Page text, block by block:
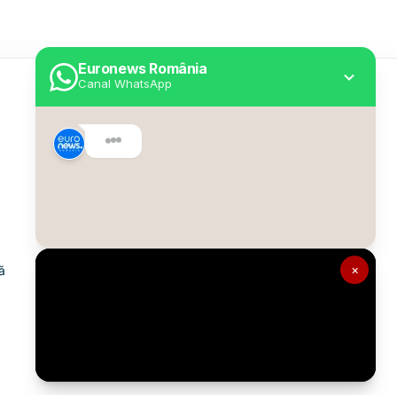
×
Euronews România
Canal WhatsApp
Despre Euronews